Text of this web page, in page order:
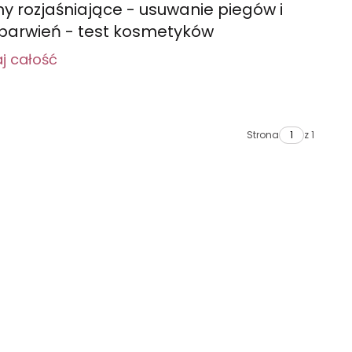
rozjaśniające - usuwanie piegów i
- test kosmetyków
całość
Strona z 1